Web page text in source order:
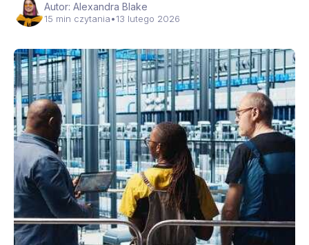
Autor: Alexandra Blake
15 min czytania•13 lutego 2026